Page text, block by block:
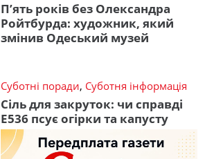
П’ять років без Олександра
Ройтбурда: художник, який
змінив Одеський музей
Суботні поради, Суботня інформація
Сіль для закруток: чи справді
Е536 псує огірки та капусту